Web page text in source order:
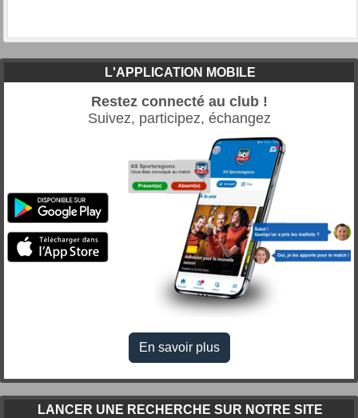
L'APPLICATION MOBILE
Restez connecté au club !
Suivez, participez, échangez
En savoir plus
LANCER UNE RECHERCHE SUR NOTRE SITE